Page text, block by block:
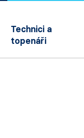
Technici a
topenáři